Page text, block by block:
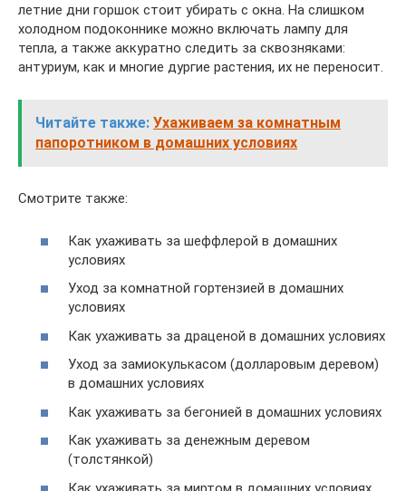
летние дни горшок стоит убирать с окна. На слишком
холодном подоконнике можно включать лампу для
тепла, а также аккуратно следить за сквозняками:
антуриум, как и многие дургие растения, их не переносит.
Читайте также: Ухаживаем за комнатным
папоротником в домашних условиях
Смотрите также:
Как ухаживать за шеффлерой в домашних
условиях
Уход за комнатной гортензией в домашних
условиях
Как ухаживать за драценой в домашних условиях
Уход за замиокулькасом (долларовым деревом)
в домашних условиях
Как ухаживать за бегонией в домашних условиях
Как ухаживать за денежным деревом
(толстянкой)